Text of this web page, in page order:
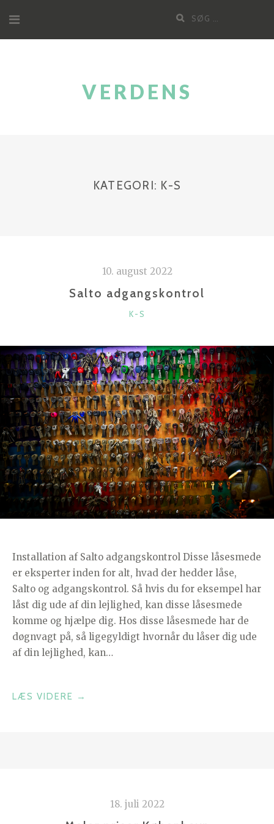
til
indhold
Søg
VERDENS
KATEGORI: K-S
10. august 2022
Salto adgangskontrol
KATEGORIER
K-S
Installation af Salto adgangskontrol Disse låsesmede
er eksperter inden for alt, hvad der hedder låse,
Salto og adgangskontrol. Så hvis du for eksempel har
låst dig ude af din lejlighed, kan disse låsesmede
komme og hjælpe dig. Hos disse låsesmede har de
døgnvagt på, så ligegyldigt hvornår du låser dig ude
af din lejlighed, kan…
LÆS VIDERE
“SALTO
→
18. juli 2022